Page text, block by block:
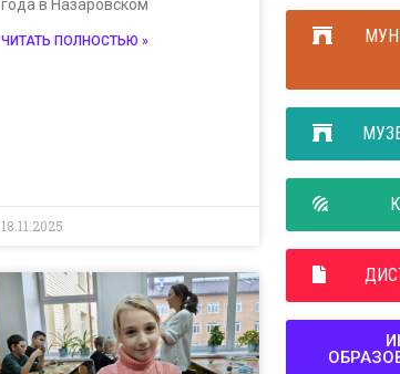
года в Назаровском
ЧИТАТЬ ПОЛНОСТЬЮ »
18.11.2025